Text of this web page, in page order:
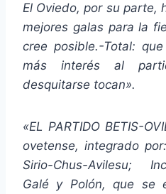
El Oviedo, por su parte,
mejores galas para la
cree posible.-Total:
más interés al
desquitarse tocan».
«EL PARTIDO BETIS-
ovetense, integrado
Sirio-Chus-Avilesu;
Galé y Polón, que se